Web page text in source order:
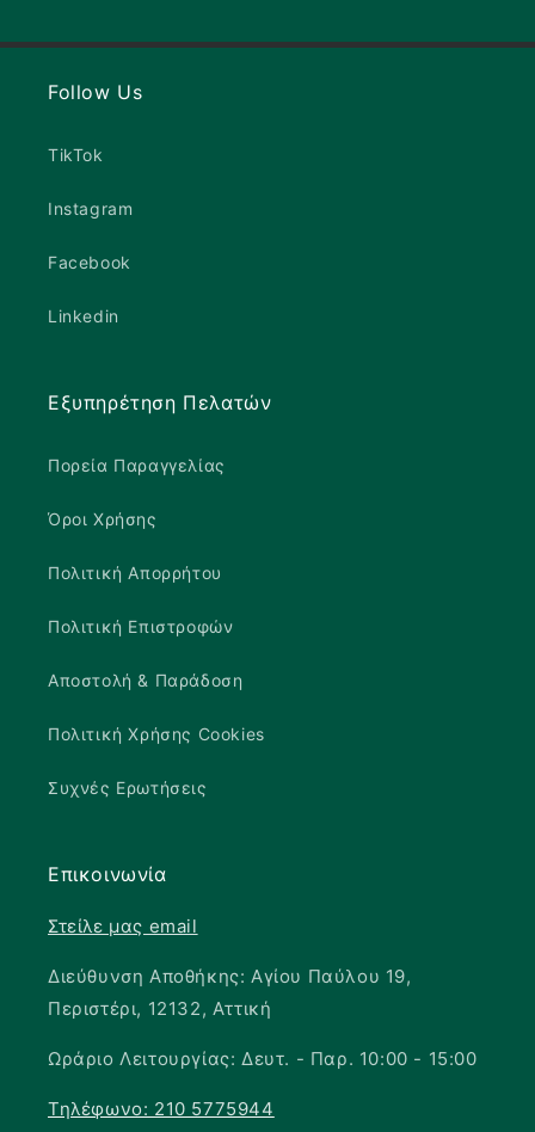
Follow Us
TikTok
Instagram
Facebook
Linkedin
Εξυπηρέτηση Πελατών
Πορεία Παραγγελίας
Όροι Χρήσης
Πολιτική Απορρήτου
Πολιτική Επιστροφών
Αποστολή & Παράδοση
Πολιτική Χρήσης Cookies
Συχνές Ερωτήσεις
Επικοινωνία
Στείλε μας email
Διεύθυνση Αποθήκης: Αγίου Παύλου 19,
Περιστέρι, 12132, Αττική
Ωράριο Λειτουργίας: Δευτ. - Παρ. 10:00 - 15:00
Τηλέφωνο: 210 5775944